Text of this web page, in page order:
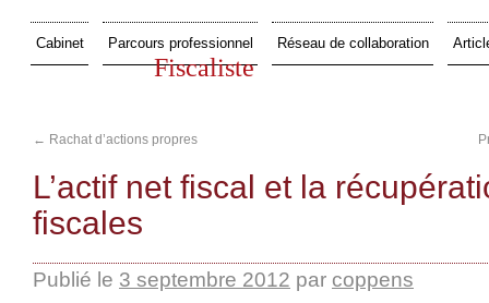
Fiscaliste
Cabinet Parcours professionnel Réseau de collaboration
← Rachat d’actions propres
L’actif net fiscal et la
fiscales
Publié le 3 septembre 2012 par coppens